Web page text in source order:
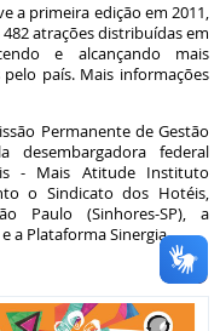
a primeira edição em 2011,
atrações distribuídas em
e alcançando mais
país. Mais informações
Permanente de Gestão
desembargadora federal
- Mais Atitude Instituto
o Sindicato dos Hotéis,
Paulo (Sinhores-SP), a
a Plataforma Sinergia.